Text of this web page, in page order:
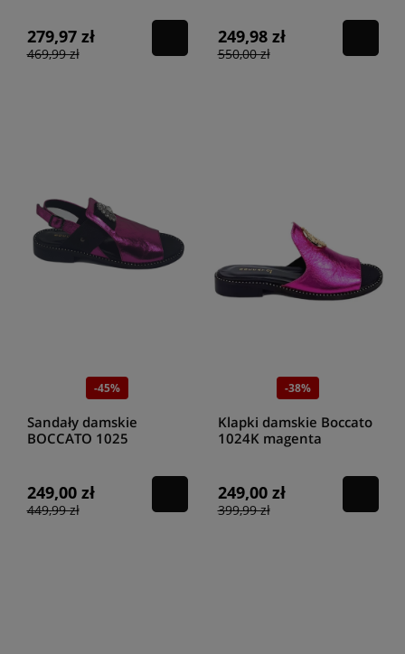
279,97 zł
469,99 zł
249,98 zł
550,00 zł
-45%
Sandały damskie
BOCCATO 1025
249,00 zł
449,99 zł
-38%
Klapki damskie Boccato
1024K magenta
249,00 zł
399,99 zł